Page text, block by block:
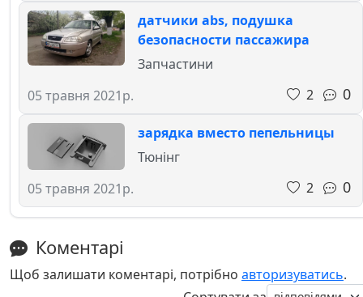
датчики abs, подушка
безопасности пассажира
05 травня 2021р.
Запчастини
2
0
зарядка вместо пепельницы
05 травня 2021р.
Тюнінг
2
0
Коментарі
Щоб залишати коментарі, потрібно авторизуватись.